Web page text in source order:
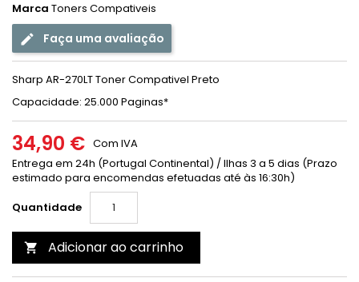
Marca Toners Compativeis
Faça uma avaliação
Sharp AR-270LT Toner Compativel Preto
Capacidade: 25.000 Paginas*
34,90 € Com IVA
Entrega em 24h (Portugal Continental) / Ilhas 3 a 5 dias (Prazo
estimado para encomendas efetuadas até às 16:30h)
Quantidade
 Adicionar ao carrinho